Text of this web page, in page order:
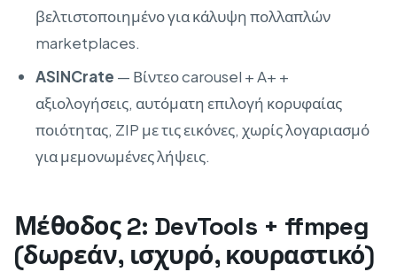
βελτιστοποιημένο για κάλυψη πολλαπλών
marketplaces.
ASINCrate — Βίντεο carousel + A+ +
αξιολογήσεις, αυτόματη επιλογή κορυφαίας
ποιότητας, ZIP με τις εικόνες, χωρίς λογαριασμό
για μεμονωμένες λήψεις.
Μέθοδος 2: DevTools + ffmpeg
(δωρεάν, ισχυρό, κουραστικό)